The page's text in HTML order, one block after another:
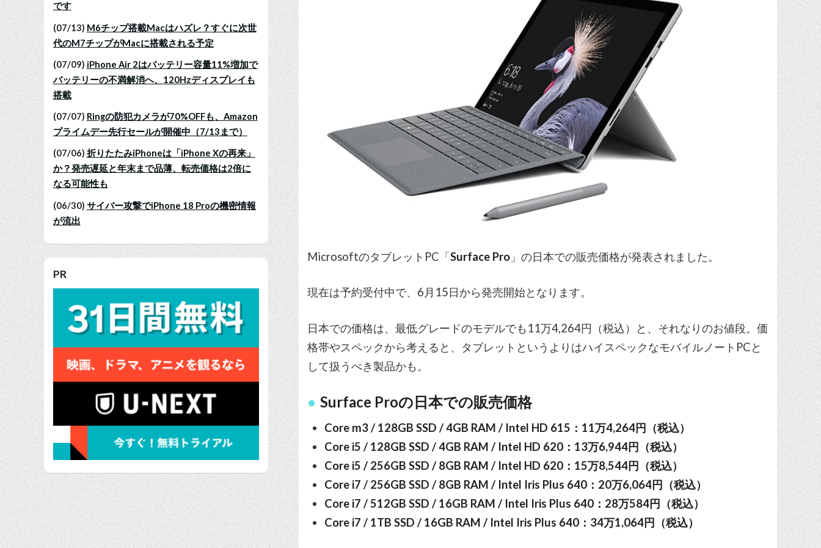
です
(07/13) M6チップ搭載Macはハズレ？すぐに次世
代のM7チップがMacに搭載される予定
(07/09) iPhone Air 2はバッテリー容量11%増加で
バッテリーの不満解消へ、120Hzディスプレイも
搭載
(07/07) Ringの防犯カメラが70%OFFも、Amazon
プライムデー先行セールが開催中（7/13まで）
(07/06) 折りたたみiPhoneは「iPhone Xの再来」
か？発売遅延と年末まで品薄、転売価格は2倍に
なる可能性も
(06/30) サイバー攻撃でiPhone 18 Proの機密情報
が流出
PR
MicrosoftのタブレットPC「Surface Pro 」の日本での販売価格が発表されました。
現在は予約受付中で、6月15日から発売開始となります。
日本での価格は、最低グレードのモデルでも11万4,264円（税込）と、それなりのお値段。価
格帯やスペックから考えると、タブレットというよりはハイスペックなモバイルノートPCと
して扱うべき製品かも。
Surface Proの日本での販売価格
Core m3 / 128GB SSD / 4GB RAM / Intel HD 615：11万4,264円（税込）
Core i5 / 128GB SSD / 4GB RAM / Intel HD 620：13万6,944円（税込）
Core i5 / 256GB SSD / 8GB RAM / Intel HD 620：15万8,544円（税込）
Core i7 / 256GB SSD / 8GB RAM / Intel Iris Plus 640：20万6,064円（税込）
Core i7 / 512GB SSD / 16GB RAM / Intel Iris Plus 640：28万584円（税込）
Core i7 / 1TB SSD / 16GB RAM / Intel Iris Plus 640：34万1,064円（税込）